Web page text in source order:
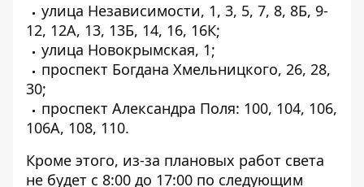
улица Независимости, 1, 3, 5, 7, 8, 8Б, 9-
12, 12А, 13, 13Б, 14, 16, 16К;
улица Новокрымская, 1;
проспект Богдана Хмельницкого, 26, 28,
30;
проспект Александра Поля: 100, 104, 106,
106А, 108, 110.
Кроме этого, из-за плановых работ света
не будет с 8:00 до 17:00 по следующим